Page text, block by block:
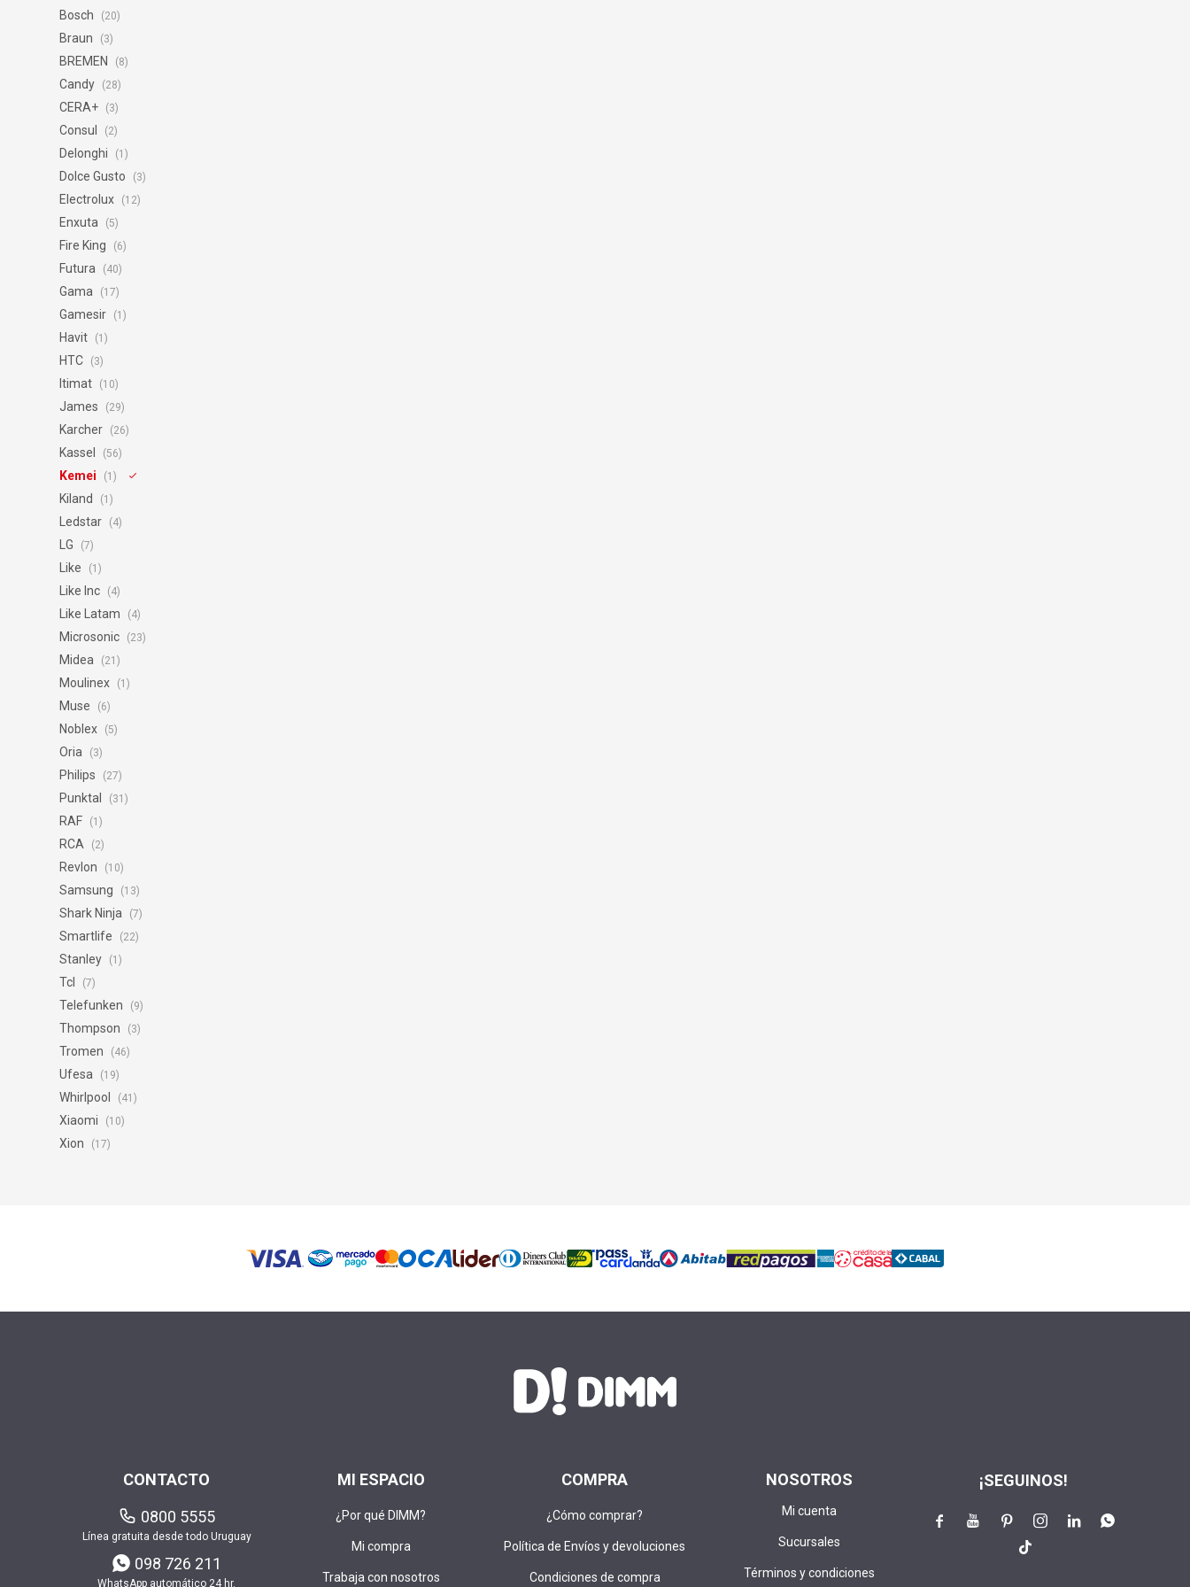
Bosch (20)
Braun (3)
BREMEN (8)
Candy (28)
CERA+ (3)
Consul (2)
Delonghi (1)
Dolce Gusto (3)
Electrolux (12)
Enxuta (5)
Fire King (6)
Futura (40)
Gama (17)
Gamesir (1)
Havit (1)
HTC (3)
Itimat (10)
James (29)
Karcher (26)
Kassel (56)
Kemei (1)
Kiland (1)
Ledstar (4)
LG (7)
Like (1)
Like Inc (4)
Like Latam (4)
Microsonic (23)
Midea (21)
Moulinex (1)
Muse (6)
Noblex (5)
Oria (3)
Philips (27)
Punktal (31)
RAF (1)
RCA (2)
Revlon (10)
Samsung (13)
Shark Ninja (7)
Smartlife (22)
Stanley (1)
Tcl (7)
Telefunken (9)
Thompson (3)
Tromen (46)
Ufesa (19)
Whirlpool (41)
Xiaomi (10)
Xion (17)
MI ESPACIO
¿Por qué DIMM?
Mi compra
Trabaja con nosotros
COMPRA
¿Cómo comprar?
Política de Envíos y devoluciones
Condiciones de compra
NOSOTROS
Mi cuenta
Sucursales
Términos y condiciones
CONTACTO
0800 5555
Línea gratuita desde todo Uruguay
098 726 211
WhatsApp automático 24 hr.
¡SEGUINOS!
    

